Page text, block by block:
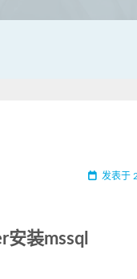
发表于
安装mssql